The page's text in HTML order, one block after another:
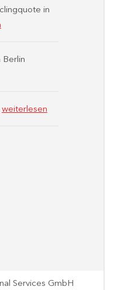
in
weiterlesen
Services GmbH